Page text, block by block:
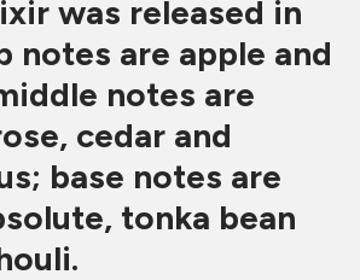
was released in
notes are apple and
notes are
cedar and
base notes are
tonka bean